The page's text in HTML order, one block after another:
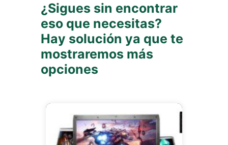
¿Sigues sin encontrar
eso que necesitas?
Hay solución ya que te
mostraremos más
opciones